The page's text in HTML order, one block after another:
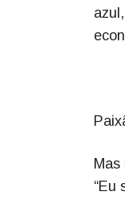
“Eu